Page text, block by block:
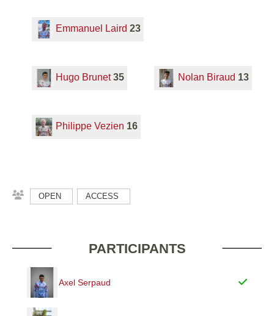
Emmanuel Laird 23
Hugo Brunet 35 Nolan Biraud 13
Philippe Vezien 16
OPEN ACCESS
PARTICIPANTS
Axel Serpaud